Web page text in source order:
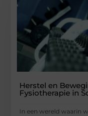
Herstel en
Fysiotherapie in
In een wereld waarin